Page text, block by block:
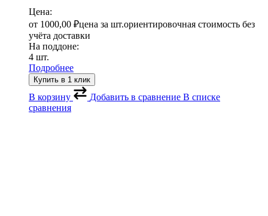
Цена:
от 1000,00 ₽цена за шт.ориентировочная стоимость без
учёта доставки
На поддоне:
4 шт.
Подробнее
Купить в 1 клик
В корзину Добавить в сравнение В списке
сравнения